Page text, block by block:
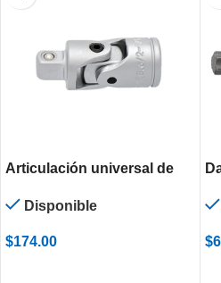
Articulación universal de
Disponible
$174.00 $